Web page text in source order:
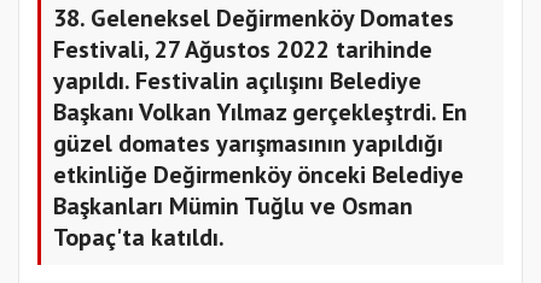
38. Geleneksel Değirmenköy Domates
Festivali, 27 Ağustos 2022 tarihinde
yapıldı. Festivalin açılışını Belediye
Başkanı Volkan Yılmaz gerçekleştrdi. En
güzel domates yarışmasının yapıldığı
etkinliğe Değirmenköy önceki Belediye
Başkanları Mümin Tuğlu ve Osman
Topaç'ta katıldı.